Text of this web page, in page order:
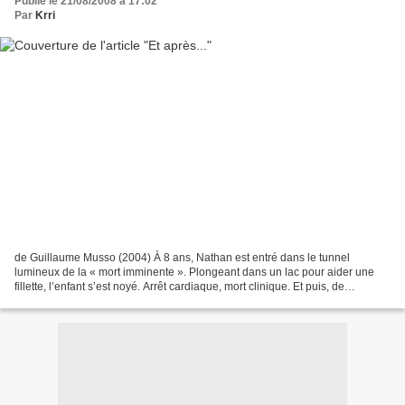
Par Krri
de Guillaume Musso (2004) À 8 ans, Nathan est entré dans le tunnel
lumineux de la « mort imminente ». Plongeant dans un lac pour aider une
fillette, l’enfant s’est noyé. Arrêt cardiaque, mort clinique. Et puis, de